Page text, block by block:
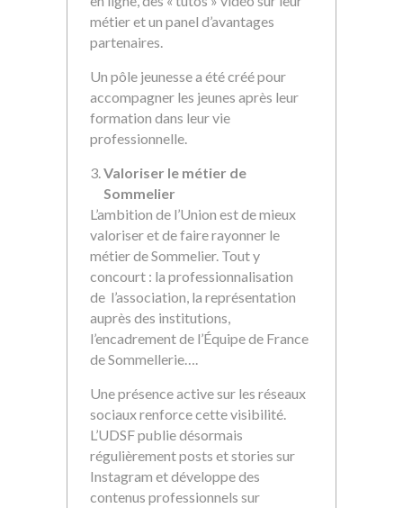
métier et un panel d’avantages
partenaires.
Un pôle jeunesse a été créé pour
accompagner les jeunes après leur
formation dans leur vie
professionnelle.
Valoriser le métier de
Sommelier
L’ambition de l’Union est de mieux
valoriser et de faire rayonner le
métier de Sommelier. Tout y
concourt : la professionnalisation
de l’association, la représentation
auprès des institutions,
l’encadrement de l’Équipe de France
de Sommellerie….
Une présence active sur les réseaux
sociaux renforce cette visibilité.
L’UDSF publie désormais
régulièrement posts et stories sur
Instagram et développe des
contenus professionnels sur